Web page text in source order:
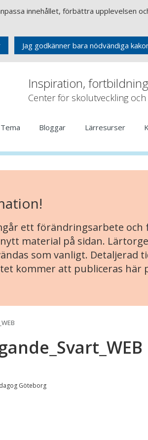
innehållet, förbättra upplevelsen
Jag godkänner bara nödvändiga
Inspiration,
Center för skolutveckling
Tema Bloggar Lärresurser
ett förändringsarbete och
material på sidan.
som vanligt. Detaljerad
kommer att publiceras här
Göteborg